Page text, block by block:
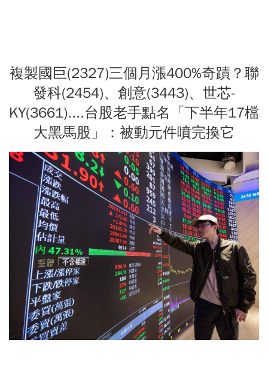
複製國巨(2327)三個月漲400%奇蹟？聯
發科(2454)、創意(3443)、世芯-
KY(3661)....台股老手點名「下半年17檔
大黑馬股」：被動元件噴完換它